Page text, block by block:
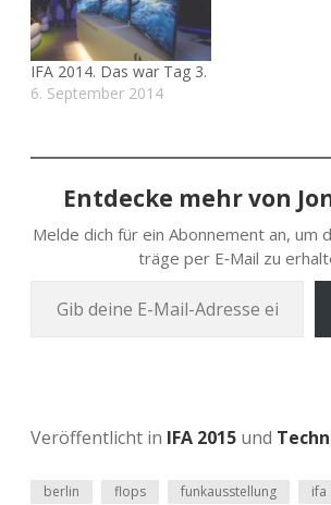
IFA 2014. Das war Tag 3.
6. September 2014
Entdecke mehr von
Melde dich für ein Abon­ne­ment an, um
trä­ge per E‑Mail zu
Veröffentlicht in IFA 2015 und
berlin flops funkausstellung ifa